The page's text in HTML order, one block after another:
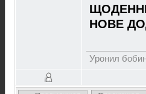
НОВЕ
Уронил